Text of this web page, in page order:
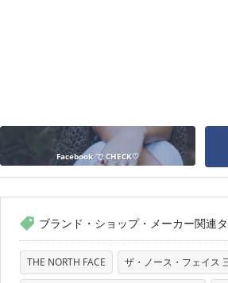
Facebook で CHECK♡
ブランド・ショップ・メーカー関連
THE NORTH FACE ザ・ノース・フェイス